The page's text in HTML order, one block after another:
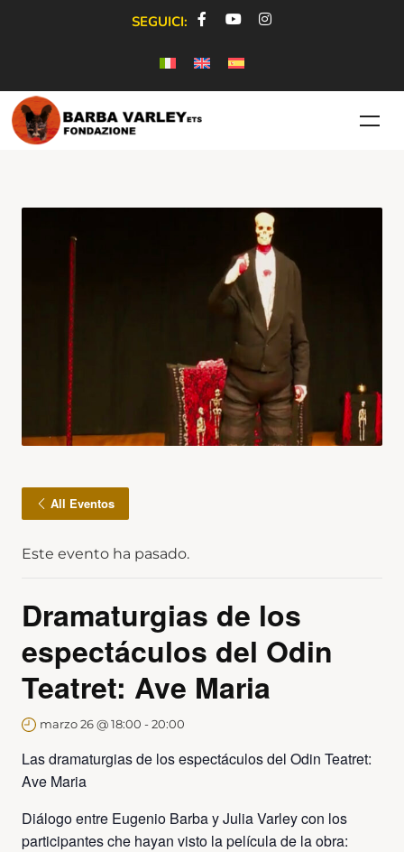
SEGUICI:
All Eventos
Este evento ha pasado.
Dramaturgias de los
espectáculos del Odin
Teatret: Ave Maria
marzo 26 @ 18:00 -20:00
Las dramaturgias de los espectáculos del Odin Teatret:
Ave Maria
Diálogo entre Eugenio Barba y Julia Varley con los
participantes che hayan visto la película de la obra: